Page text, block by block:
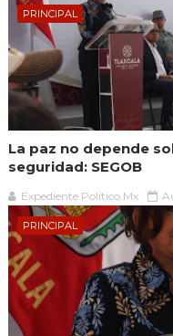
PRINCIPAL
La paz no depende
seguridad: SEGOB
Expediente Político.Mx
PRINCIPAL